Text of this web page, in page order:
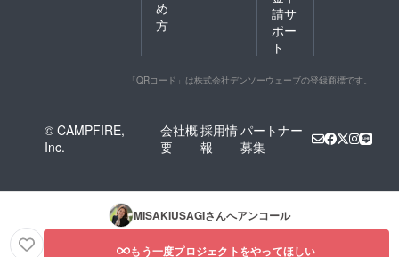
め
方
請サ
ポー
ト
「QRコード」は株式会社デンソーウェーブの登録商標です。
© CAMPFIRE,
Inc.
会社概
要
採用情
報
パートナー
募集
MISAKIUSAGIさんへアンコール
もう一度プロジェクトをやってほしい